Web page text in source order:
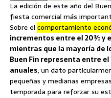
La edición de este año del
fiesta comercial más
Sobre el comportamiento
incrementos entre el 20% y
mientras que la mayoría de
Buen Fin representa entre el
anuales, un dato
pequeñas y medianas
temporada para reforzar su